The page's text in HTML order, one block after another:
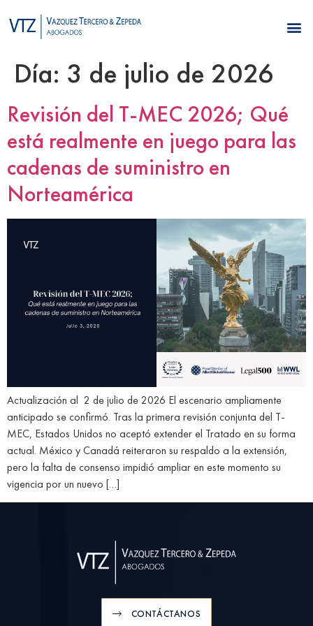
Día: 3 de julio de 2026
Revisión del T-MEC 2026; Qué
está realmente en juego para las
cadenas de suministro en
Norteamérica
Actualización al 2 de julio de 2026 El escenario ampliamente
anticipado se confirmó. Tras la primera revisión conjunta del T-
MEC, Estados Unidos no aceptó extender el Tratado en su forma
actual. México y Canadá reiteraron su respaldo a la extensión,
pero la falta de consenso impidió ampliar en este momento su
vigencia por un nuevo […]
CONTÁCTANOS